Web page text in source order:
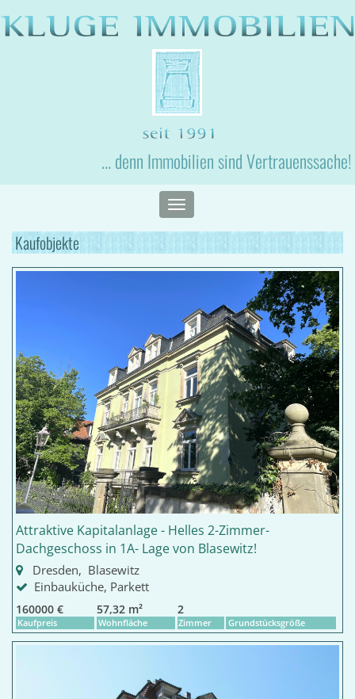
... denn Immobilien sind Vertrauenssache!
Toggle
navigation
Kaufobjekte
Attraktive Kapitalanlage - Helles 2-Zimmer-
Dachgeschoss in 1A- Lage von Blasewitz!
Dresden, Blasewitz
Einbauküche, Parkett
160000 €
Kaufpreis
57,32 m²
Wohnfläche
2
Zimmer Grundstücksgröße